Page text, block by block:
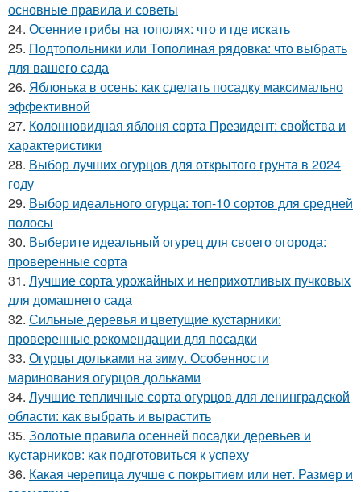
основные правила и советы
24. Осенние грибы на тополях: что и где искать
25. Подтопольники или Тополиная рядовка: что выбрать
для вашего сада
26. Яблонька в осень: как сделать посадку максимально
эффективной
27. Колонновидная яблоня сорта Президент: свойства и
характеристики
28. Выбор лучших огурцов для открытого грунта в 2024
году
29. Выбор идеального огурца: топ-10 сортов для средней
полосы
30. Выберите идеальный огурец для своего огорода:
проверенные сорта
31. Лучшие сорта урожайных и неприхотливых пучковых
для домашнего сада
32. Сильные деревья и цветущие кустарники:
проверенные рекомендации для посадки
33. Огурцы дольками на зиму. Особенности
маринования огурцов дольками
34. Лучшие тепличные сорта огурцов для ленинградской
области: как выбрать и вырастить
35. Золотые правила осенней посадки деревьев и
кустарников: как подготовиться к успеху
36. Какая черепица лучше с покрытием или нет. Размер и